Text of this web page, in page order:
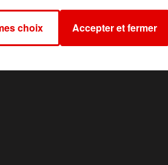
choix Accepter et fermer